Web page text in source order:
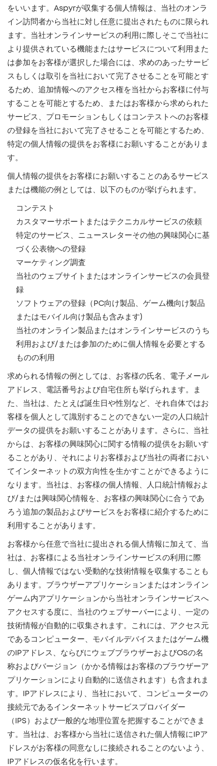
をいいます。Aspyrが収集する個人情報は、当社のオンラ
イン訪問者から当社に対し任意に提出されたものに限られ
ます。当社オンラインサービスの利用に際しそこで当社に
より提供されている機能またはサービスについて利用また
は参加をお客様が選択した場合には、求めのあったサービ
スもしくは取引を当社において完了させることを可能とす
るため、追加情報へのアクセス権を当社からお客様に付与
することを可能とするため、またはお客様から求められた
サービス、プロモーションもしくはコンテストへのお客様
の登録を当社において完了させることを可能とするため、
特定の個人情報の提供をお客様にお願いすることがありま
す。
個人情報の提供をお客様にお願いすることのあるサービス
または機能の例としては、以下のものが挙げられます。
コンテスト
カスタマーサポートまたはテクニカルサービスの依頼
特定のサービス、ニュースレターその他の興味関心に基
づく公表物への登録
マーケティング調査
当社のウェブサイトまたはオンラインサービスの会員登
録
ソフトウェアの登録（PC向け製品、ゲーム機向け製品
またはモバイル向け製品も含みます)
当社のオンライン製品またはオンラインサービスのうち
利用および/または参加のために個人情報を必要とする
ものの利用
求められる情報の例としては、お客様の氏名、電子メール
アドレス、電話番号および自宅住所も挙げられます。ま
た、当社は、たとえば誕生日や性別など、それ自体ではお
客様を個人として識別することのできない一定の人口統計
データの提供をお願いすることがあります。さらに、当社
からは、お客様の興味関心に関する情報の提供をお願いす
ることがあり、それによりお客様および当社の両者におい
てインターネットの双方向性を生かすことができるように
なります。当社は、お客様の個人情報、人口統計情報およ
び/または興味関心情報を、お客様の興味関心に合うであ
ろう追加の製品およびサービスをお客様に紹介するために
利用することがあります。
お客様から任意で当社に提出される個人情報に加えて、当
社は、お客様による当社オンラインサービスの利用に際
し、個人情報ではない受動的な技術情報を収集することも
あります。ブラウザーアプリケーションまたはオンライン
ゲーム内アプリケーションから当社オンラインサービスへ
アクセスする度に、当社のウェブサーバーにより、一定の
技術情報が自動的に収集されます。これには、アクセス元
であるコンピューター、モバイルデバイスまたはゲーム機
のIPアドレス、ならびにウェブブラウザーおよびOSの名
称およびバージョン（かかる情報はお客様のブラウザーア
プリケーションにより自動的に送信されます）も含まれま
す。IPアドレスにより、当社において、コンピューターの
接続元であるインターネットサービスプロバイダー
（IPS）および一般的な地理位置を把握することができま
す。当社は、お客様から当社に送信された個人情報にIPア
ドレスがお客様の同意なしに接続されることのないよう、
IPアドレスの仮名化を行います。